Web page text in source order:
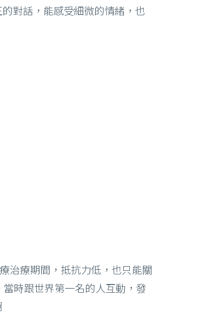
對話，能感受細微的情緒，也
治療期間，抵抗力低，也只能關
時跟世界第一名的人互動，發